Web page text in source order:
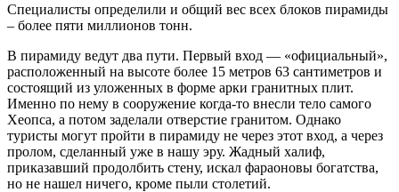
Специалисты определили и общий вес всех блоков пирамиды
– более пяти миллионов тонн.
В пирамиду ведут два пути. Первый вход — «официальный»,
расположенный на высоте более 15 метров 63 сантиметров и
состоящий из уложенных в форме арки гранитных плит.
Именно по нему в сооружение когда-то внесли тело самого
Хеопса, а потом заделали отверстие гранитом. Однако
туристы могут пройти в пирамиду не через этот вход, а через
пролом, сделанный уже в нашу эру. Жадный халиф,
приказавший продолбить стену, искал фараоновы богатства,
но не нашел ничего, кроме пыли столетий.